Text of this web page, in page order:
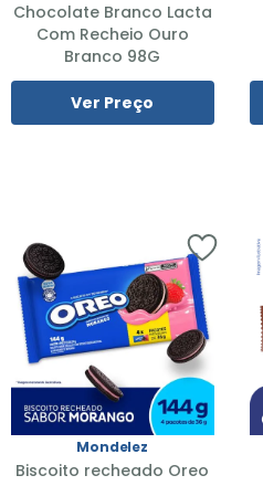
Chocolate Branco Lacta
Com Recheio Ouro
Branco 98G
Ver Preço
Mondelez
Biscoito recheado Oreo